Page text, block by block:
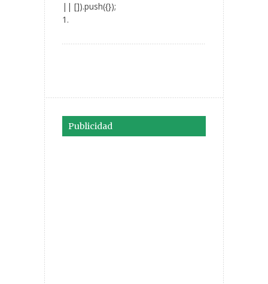
|| []).push({});
1.
Publicidad